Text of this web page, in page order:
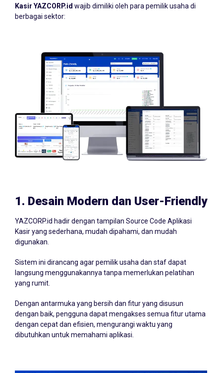
Kasir YAZCORP.id wajib dimiliki oleh para pemilik usaha di
berbagai sektor:
1. Desain Modern dan User-Friendly
YAZCORP.id hadir dengan tampilan Source Code Aplikasi
Kasir yang sederhana, mudah dipahami, dan mudah
digunakan.
Sistem ini dirancang agar pemilik usaha dan staf dapat
langsung menggunakannya tanpa memerlukan pelatihan
yang rumit.
Dengan antarmuka yang bersih dan fitur yang disusun
dengan baik, pengguna dapat mengakses semua fitur utama
dengan cepat dan efisien, mengurangi waktu yang
dibutuhkan untuk memahami aplikasi.